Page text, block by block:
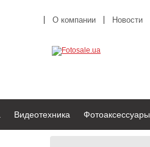
О компании Новости
Видеотехника Фотоаксессуары